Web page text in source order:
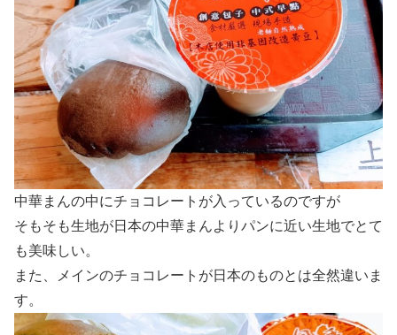
中華まんの中にチョコレートが入っているのですが
そもそも生地が日本の中華まんよりパンに近い生地でとて
も美味しい。
また、メインのチョコレートが日本のものとは全然違いま
す。